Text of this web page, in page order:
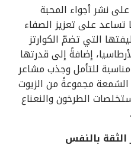
نشر أجواء المحبة
تساعد على تعزيز الصفاء
التي تضمّ الكوارتز
إضافةً إلى قدرتها
مناسبة للتأمل وجذب مشاعر
الشمعة مجموعةً من الزيوت
الطرخون والنعناع
الثقة بالنفس